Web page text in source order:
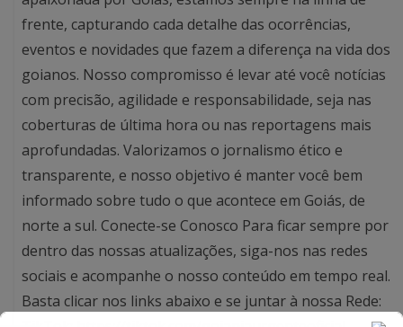
frente, capturando cada detalhe das ocorrências,
eventos e novidades que fazem a diferença na vida dos
goianos. Nosso compromisso é levar até você notícias
com precisão, agilidade e responsabilidade, seja nas
coberturas de última hora ou nas reportagens mais
aprofundadas. Valorizamos o jornalismo ético e
transparente, e nosso objetivo é manter você bem
informado sobre tudo o que acontece em Goiás, de
norte a sul. Conecte-se Conosco Para ficar sempre por
dentro das nossas atualizações, siga-nos nas redes
sociais e acompanhe o nosso conteúdo em tempo real.
Basta clicar nos links abaixo e se juntar à nossa Rede: